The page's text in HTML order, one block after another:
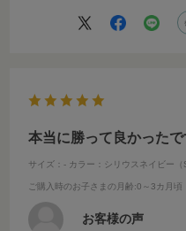
本当に勝って良かったで
サイズ：- カラー：シリウスネイビー（
ご購入時のお子さまの月齢:0～3カ月頃
お客様の声